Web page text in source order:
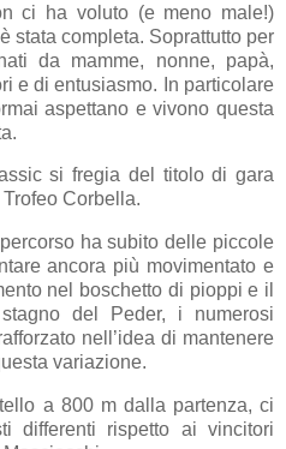
ci ha voluto (e meno male!)
stata completa. Soprattutto per
da mamme, nonne, papà,
e di entusiasmo. In particolare
aspettano e vivono questa
si fregia del titolo di gara
Corbella.
ha subito delle piccole
ancora più movimentato e
nel boschetto di pioppi e il
del Peder, i numerosi
nell’idea di mantenere
variazione.
a 800 m dalla partenza, ci
differenti rispetto ai vincitori